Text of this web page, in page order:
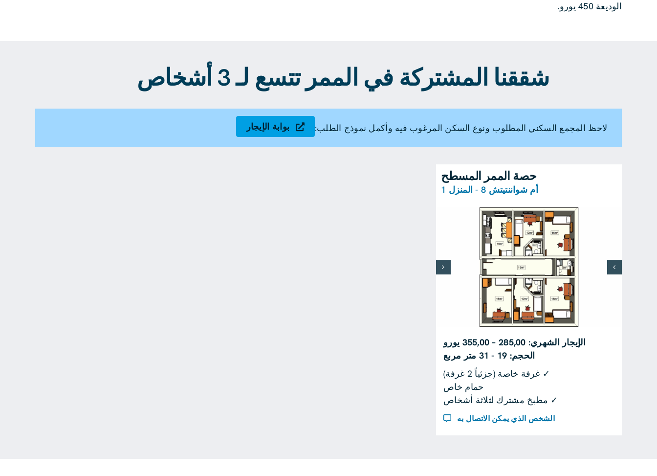
الوديعة 450 يورو.
شققنا المشتركة في الممر تتسع لـ 3 أشخاص
لاحظ المجمع السكني المطلوب ونوع السكن المرغوب فيه وأكمل نموذج الطلب: بوابة الإيجار
حصة الممر المسطح
أم شواننتيتش 8 - المنزل 1
الإيجار الشهري: 285,00 – 355,00 يورو
الحجم: 19 - 31 متر مربع
✓ غرفة خاصة (جزئياً 2 غرفة)
حمام خاص
✓ مطبخ مشترك لثلاثة أشخاص
الشخص الذي يمكن الاتصال به